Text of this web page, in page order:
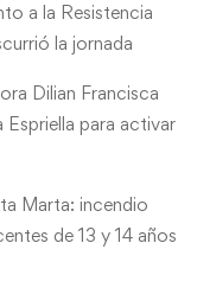
a la Resistencia
la jornada
Dilian Francisca
para activar
Marta: incendio
de 13 y 14 años